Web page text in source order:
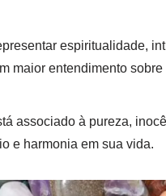
espiritualidade,
maior entendimento
associado à pureza,
e harmonia em sua vida.